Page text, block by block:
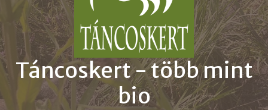
Táncoskert - több mint
bio